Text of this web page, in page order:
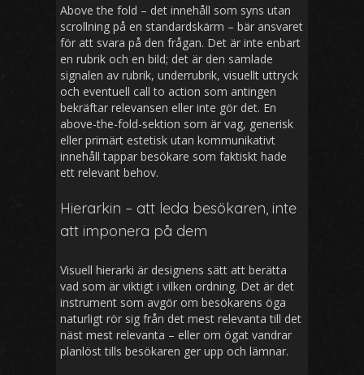
Above the fold – det innehåll som syns utan
scrollning på en standardskärm – bär ansvaret
för att svara på den frågan. Det är inte enbart
en rubrik och en bild; det är den samlade
signalen av rubrik, underrubrik, visuellt uttryck
och eventuell call to action som antingen
bekräftar relevansen eller inte gör det. En
above-the-fold-sektion som är vag, generisk
eller primärt estetisk utan kommunikativt
innehåll tappar besökare som faktiskt hade
ett relevant behov.
Hierarkin – att leda besökaren, inte
att imponera på dem
Visuell hierarki är designens sätt att berätta
vad som är viktigt i vilken ordning. Det är det
instrument som avgör om besökarens öga
naturligt rör sig från det mest relevanta till det
näst mest relevanta – eller om ögat vandrar
planlöst tills besökaren ger upp och lämnar.